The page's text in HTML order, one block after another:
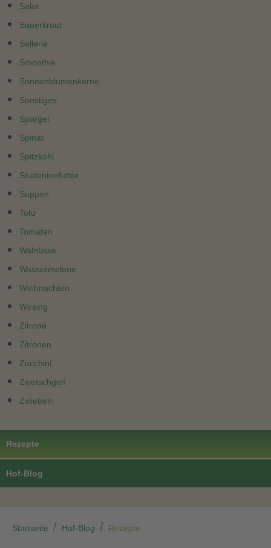
Salat
Sauerkraut
Sellerie
Smoothie
Sonnenblumenkerne
Sonstiges
Spargel
Spinat
Spitzkohl
Studentenfutter
Suppen
Tofu
Tomaten
Walnüsse
Wassermelone
Weihnachten
Wirsing
Zitrone
Zitronen
Zucchini
Zwetschgen
Zwiebeln
Rezepte
Hof-Blog
Startseite Hof-Blog Rezepte